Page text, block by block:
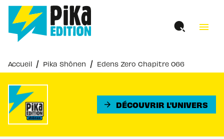
MENU RECHERCHE
PIED DE PAGE
menu
Accueil / Pika Shônen / Edens Zero Chapitre 066
arrow_forward DÉCOUVRIR L'UNIVERS